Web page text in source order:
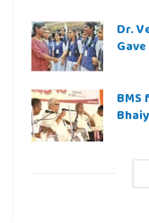
Dr.